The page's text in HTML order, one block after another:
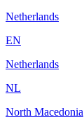
Netherlands
EN
Netherlands
NL
North Macedonia